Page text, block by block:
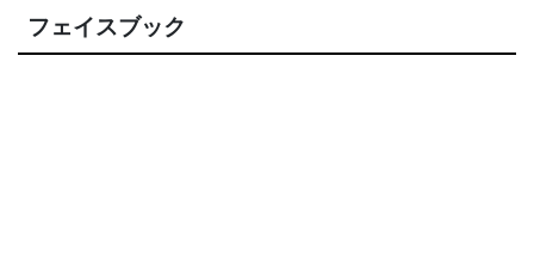
フェイスブック